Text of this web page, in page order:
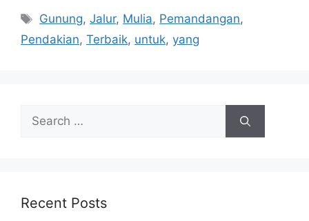
Tags
Gunung,Jalur, Mulia, Pemandangan,
Pendakian, Terbaik, untuk, yang
Search
for:
Recent Posts